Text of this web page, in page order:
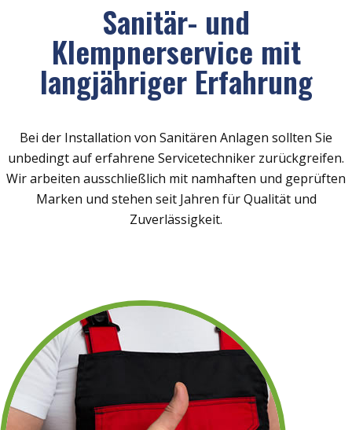
Sanitär- und
Klempnerservice mit
langjähriger Erfahrung
Bei der Installation von Sanitären Anlagen sollten Sie
unbedingt auf erfahrene Servicetechniker zurückgreifen.
Wir arbeiten ausschließlich mit namhaften und geprüften
Marken und stehen seit Jahren für Qualität und
Zuverlässigkeit.